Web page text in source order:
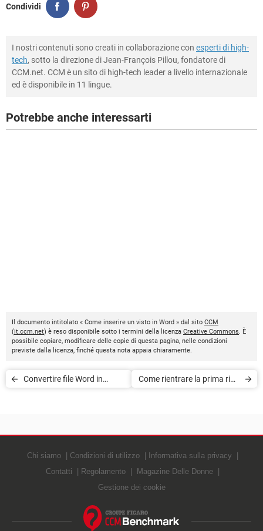
Condividi
I nostri contenuti sono creati in collaborazione con esperti di high-
tech, sotto la direzione di Jean-François Pillou, fondatore di
CCM.net. CCM è un sito di high-tech leader a livello internazionale
ed è disponibile in 11 lingue.
Potrebbe anche interessarti
Il documento intitolato « Come inserire un visto in Word » dal sito CCM
(it.ccm.net) è reso disponibile sotto i termini della licenza Creative Commons. È
possibile copiare, modificare delle copie di questa pagina, nelle condizioni
previste dalla licenza, finché questa nota appaia chiaramente.
Convertire file Word in
Come rientrare la prima riga
Chi siamo Condizioni di utilizzo
Informativa sulla privacy
Contatti
Regolamento
Magazine Delle Donne
Gestione dei cookie